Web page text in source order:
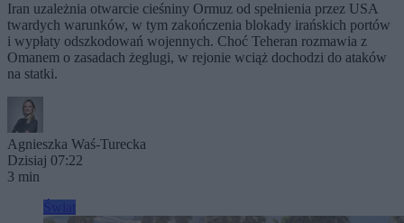
Iran uzależnia otwarcie cieśniny Ormuz od spełnienia przez USA
twardych warunków, w tym zakończenia blokady irańskich portów
i wypłaty odszkodowań wojennych. Choć Teheran rozmawia z
Omanem o zasadach żeglugi, w rejonie wciąż dochodzi do ataków
na statki.
Agnieszka Waś-Turecka
Dzisiaj 07:22
3 min